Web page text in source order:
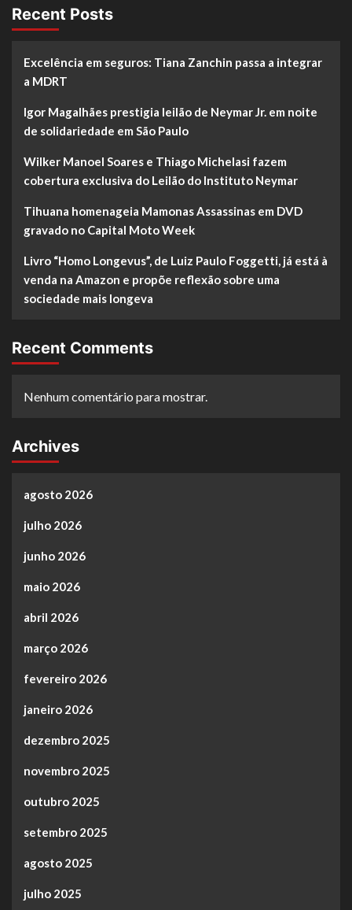
Recent Posts
Excelência em seguros: Tiana Zanchin passa a integrar
a MDRT
Igor Magalhães prestigia leilão de Neymar Jr. em noite
de solidariedade em São Paulo
Wilker Manoel Soares e Thiago Michelasi fazem
cobertura exclusiva do Leilão do Instituto Neymar
Tihuana homenageia Mamonas Assassinas em DVD
gravado no Capital Moto Week
Livro “Homo Longevus”, de Luiz Paulo Foggetti, já está à
venda na Amazon e propõe reflexão sobre uma
sociedade mais longeva
Recent Comments
Nenhum comentário para mostrar.
Archives
agosto 2026
julho 2026
junho 2026
maio 2026
abril 2026
março 2026
fevereiro 2026
janeiro 2026
dezembro 2025
novembro 2025
outubro 2025
setembro 2025
agosto 2025
julho 2025